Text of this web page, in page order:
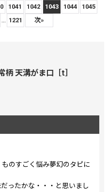
1041 1042 1043 1044
1045
1221 次»
柄 天溝がま口［t］
のすごく悩み夢幻のタピに
ったかな・・・と思いまし